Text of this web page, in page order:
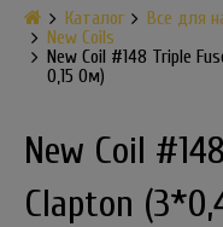
Каталог Все для
New Coils
New Coil #148 Triple
0,15 Ом)
New Coil
Clapton